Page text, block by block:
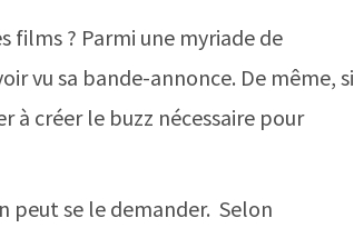
films ? Parmi une myriade de
vu sa bande-annonce. De même, si
à créer le buzz nécessaire pour
peut se le demander. Selon